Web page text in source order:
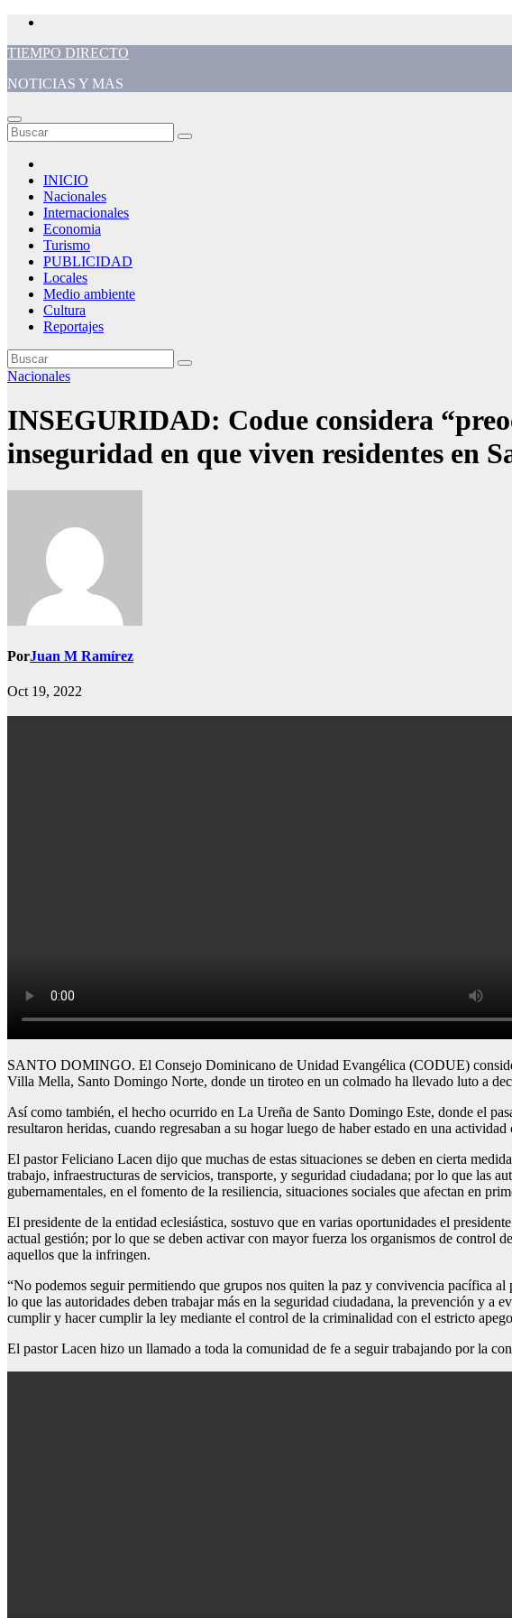
Saltar
contenido
TIEMPO DIRECTO
NOTICIAS Y MAS
INICIO
Nacionales
Internacionales
Economia
Turismo
PUBLICIDAD
Locales
Medio ambiente
Cultura
Reportajes
Nacionales
INSEGURIDAD: Codue considera
inseguridad en que viven residentes en
PorJuan M Ramírez
Oct 19, 2022
SANTO DOMINGO. El Consejo Dominicano de Unidad Evangélica (CODUE)
Villa Mella, Santo Domingo Norte, donde un tiroteo en un colmado ha llevado luto a
Así como también, el hecho ocurrido en La Ureña de Santo Domingo Este, donde el
resultaron heridas, cuando regresaban a su hogar luego de haber estado en una
El pastor Feliciano Lacen dijo que muchas de estas situaciones se deben en cierta
trabajo, infraestructuras de servicios, transporte, y seguridad ciudadana; por lo que las
gubernamentales, en el fomento de la resiliencia, situaciones sociales que afectan en
El presidente de la entidad eclesiástica, sostuvo que en varias oportunidades el
actual gestión; por lo que se deben activar con mayor fuerza los organismos de control
aquellos que la infringen.
“No podemos seguir permitiendo que grupos nos quiten la paz y convivencia pacífica
lo que las autoridades deben trabajar más en la seguridad ciudadana, la prevención y a
cumplir y hacer cumplir la ley mediante el control de la criminalidad con el estricto
El pastor Lacen hizo un llamado a toda la comunidad de fe a seguir trabajando por la